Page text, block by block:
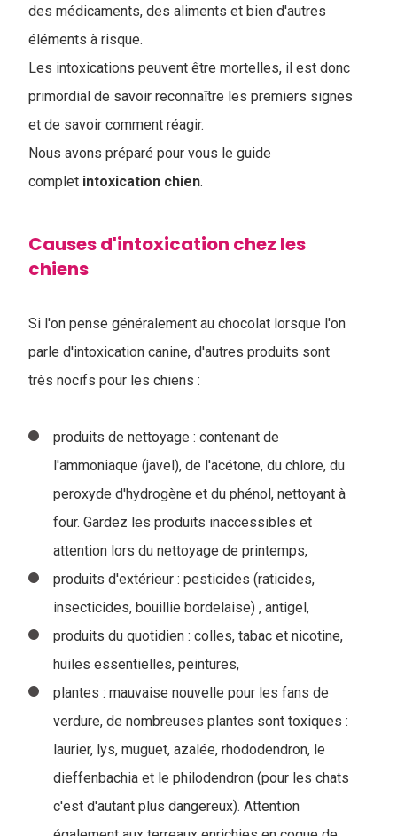
des médicaments, des aliments et bien d'autres
éléments à risque.
Les intoxications peuvent être mortelles, il est donc
primordial de savoir reconnaître les premiers signes
et de savoir comment réagir.
Nous avons préparé pour vous le guide
complet intoxication chien.
Causes d'intoxication chez les
chiens
Si l'on pense généralement au chocolat lorsque l'on
parle d'intoxication canine, d'autres produits sont
très nocifs pour les chiens :
produits de nettoyage : contenant de
l'ammoniaque (javel), de l'acétone, du chlore, du
peroxyde d'hydrogène et du phénol, nettoyant à
four. Gardez les produits inaccessibles et
attention lors du nettoyage de printemps,
produits d'extérieur : pesticides (raticides,
insecticides, bouillie bordelaise) , antigel,
produits du quotidien : colles, tabac et nicotine,
huiles essentielles, peintures,
plantes : mauvaise nouvelle pour les fans de
verdure, de nombreuses plantes sont toxiques :
laurier, lys, muguet, azalée, rhododendron, le
dieffenbachia et le philodendron (pour les chats
c'est d'autant plus dangereux). Attention